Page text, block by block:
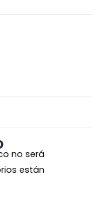
no será
están